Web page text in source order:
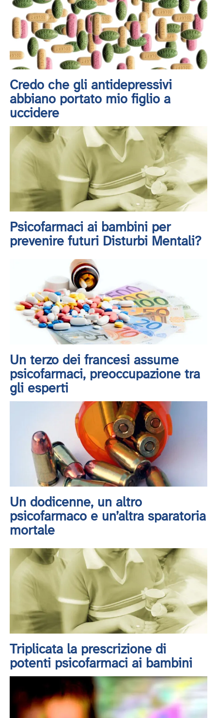
Credo che gli antidepressivi
abbiano portato mio figlio a
uccidere
Psicofarmaci ai bambini per
prevenire futuri Disturbi Mentali?
Un terzo dei francesi assume
psicofarmaci, preoccupazione tra
gli esperti
Un dodicenne, un altro
psicofarmaco e un’altra sparatoria
mortale
Triplicata la prescrizione di
potenti psicofarmaci ai bambini